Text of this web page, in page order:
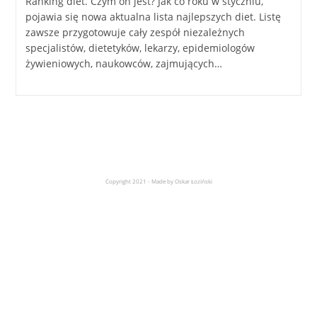
pojawia się nowa aktualna lista najlepszych diet. Listę
zawsze przygotowuje cały zespół niezależnych
specjalistów, dietetyków, lekarzy, epidemiologów
żywieniowych, naukowców, zajmujących…
Copyright 2021 - Made by Oskar Łoziński